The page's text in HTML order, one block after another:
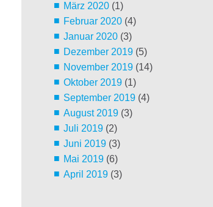
März 2020(1)
Februar 2020(4)
Januar 2020(3)
Dezember 2019(5)
November 2019(14)
Oktober 2019(1)
September 2019(4)
August 2019(3)
Juli 2019(2)
Juni 2019(3)
Mai 2019(6)
April 2019(3)